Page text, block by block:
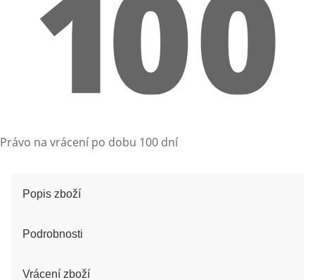
Právo na vrácení po dobu 100 dní
Popis zboží
Podrobnosti
Vrácení zboží